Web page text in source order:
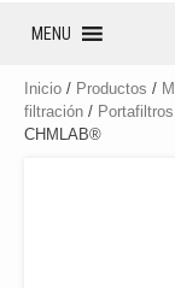
MENU
Inicio / Productos /
filtración / Portafiltros
CHMLAB®